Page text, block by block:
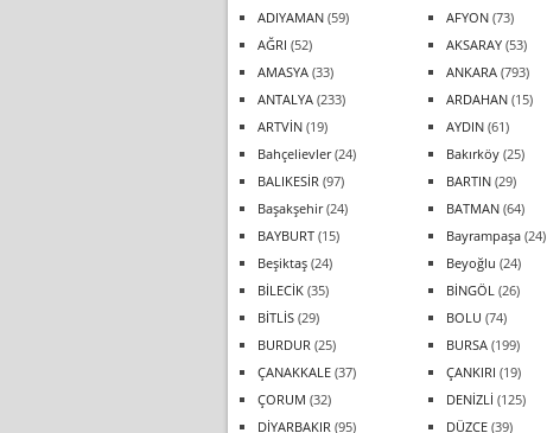
ADIYAMAN (59) AFYON (73)
AĞRI (52) AKSARAY (53)
AMASYA (33) ANKARA (793)
ANTALYA (233) ARDAHAN (15)
ARTVİN (19) AYDIN (61)
Bahçelievler(24) Bakırköy (25)
BALIKESİR (97) BARTIN (29)
Başakşehir(24) BATMAN (64)
BAYBURT (15) Bayrampaşa (24)
Beşiktaş (24) Beyoğlu (24)
BİLECİK (35) BİNGÖL (26)
BİTLİS (29) BOLU (74)
BURDUR (25) BURSA (199)
ÇANAKKALE (37) ÇANKIRI (19)
ÇORUM (32) DENİZLİ (125)
DİYARBAKIR (95) DÜZCE (39)